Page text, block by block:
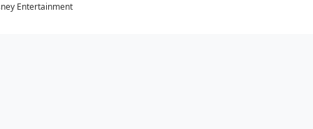
Entertainment